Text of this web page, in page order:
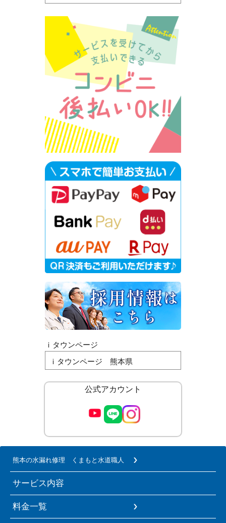
ｉタウンページ
ｉタウンページ 熊本県
公式アカウント
熊本の水漏れ修理 くまもと水道職人
サービス内容
料金一覧